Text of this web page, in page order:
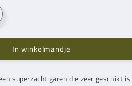
In winkelmandje
superzacht garen die zeer geschikt